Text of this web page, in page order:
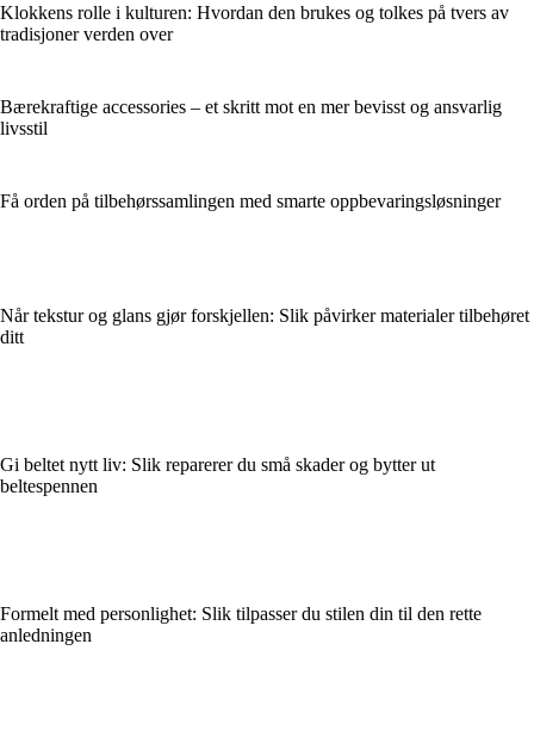
Klokkens rolle i kulturen: Hvordan den brukes og tolkes på tvers av
tradisjoner verden over
Bærekraftige accessories – et skritt mot en mer bevisst og ansvarlig
livsstil
Få orden på tilbehørssamlingen med smarte oppbevaringsløsninger
Når tekstur og glans gjør forskjellen: Slik påvirker materialer tilbehøret
ditt
Gi beltet nytt liv: Slik reparerer du små skader og bytter ut
beltespennen
Formelt med personlighet: Slik tilpasser du stilen din til den rette
anledningen